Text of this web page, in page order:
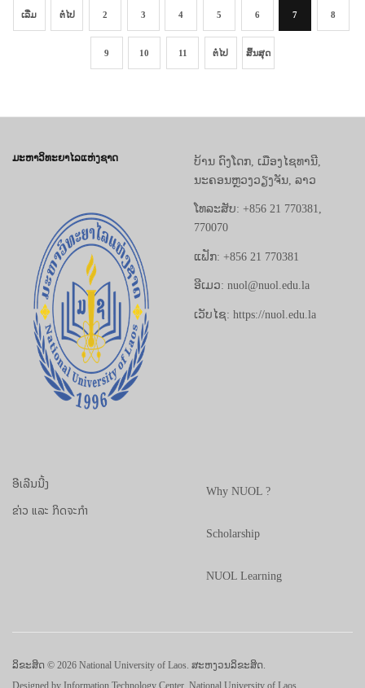
ເລີ່ມ ຕໍ່ໄປ 2 3 4 5 6 7 8
9 10 11 ຕໍ່ໄປ ສິ້ນສຸດ
ມະຫາວິທະຍາໄລແຫ່ງຊາດ
ບ້ານ ດົງໂດກ, ເມືອງໄຊທານີ,
ນະຄອນຫຼວງວຽງຈັນ, ລາວ
ໂທລະສັບ: +856 21 770381,
770070
ແຟັກ: +856 21 770381
ອີເມວ: nuol@nuol.edu.la
ເວັບໄຊ: https://nuol.edu.la
ອີເລີນນີ້ງ
ຂ່າວ ແລະ ກິດຈະກຳ
Why NUOL ?
Scholarship
NUOL Learning
ລິຂະສິດ © 2026 National University of Laos. ສະຫງວນລິຂະສິດ.
Designed by Information Technology Center, National University of Laos